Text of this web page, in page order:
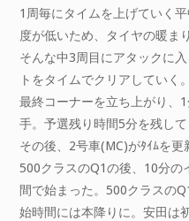
1周毎にタイムを上げていく
度が低いため、タイヤの暖ま
そんな中3周目にアタックに
トをタイムでクリアしていく。
最終コーナーを立ち上がり、
手。予選残り時間5分を残して
その後、2号車(MC)がﾀｲﾑを更
500クラスのQ1の後、10分の
間で始まった。500クラスの
始時間には本降りに。安田は